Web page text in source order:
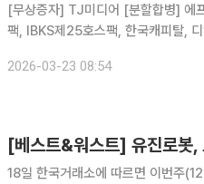
[무상증자] TJ미디어 [분할합병] 에
팩, IBKS제25호스팩, 한국캐피탈,
오로스테크놀로지, 링크제니시스, 한
2026-03-23 08:54
[베스트&워스트] 유진로
18일 한국거래소에 따르면 이번주